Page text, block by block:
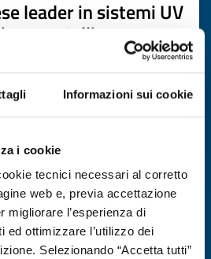
Informazioni sui cookie
i cookie
tecnici necessari al corretto
web e, previa accettazione
migliorare l’esperienza di
ed ottimizzare l’utilizzo dei
Selezionando “Accetta tutti”
leader in sistemi UV
metalli cerca
on31 ottobre 2026